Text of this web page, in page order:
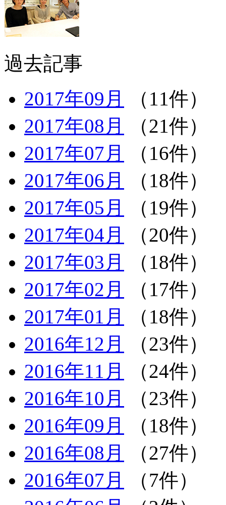
過去記事
2017年09月
（11件）
2017年08月
（21件）
2017年07月
（16件）
2017年06月
（18件）
2017年05月
（19件）
2017年04月
（20件）
2017年03月
（18件）
2017年02月
（17件）
2017年01月
（18件）
2016年12月
（23件）
2016年11月
（24件）
2016年10月
（23件）
2016年09月
（18件）
2016年08月
（27件）
2016年07月
（7件）